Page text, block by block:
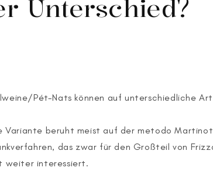
Unterschied?
Pét-Nats können auf unterschiedliche
Variante beruht meist auf der metodo
das zwar für den Großteil von
weiter interessiert.